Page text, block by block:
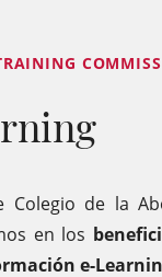
Colegio de la
en los
e-